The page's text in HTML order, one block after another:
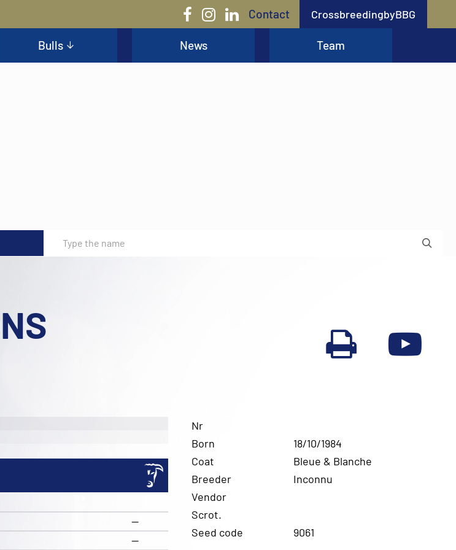
Contact CrossbreedingbyBBG
Bulls News Team
—
—
Nr
Born
18/10/1984
Coat
Bleue & Blanche
Breeder
Inconnu
Vendor
Scrot.
Seed code
9061